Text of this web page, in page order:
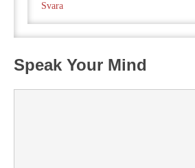
Svara
Speak Your Mind